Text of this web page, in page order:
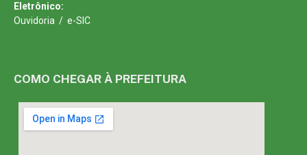
Eletrônico:
Ouvidoria / e-SIC
COMO CHEGAR À PREFEITURA